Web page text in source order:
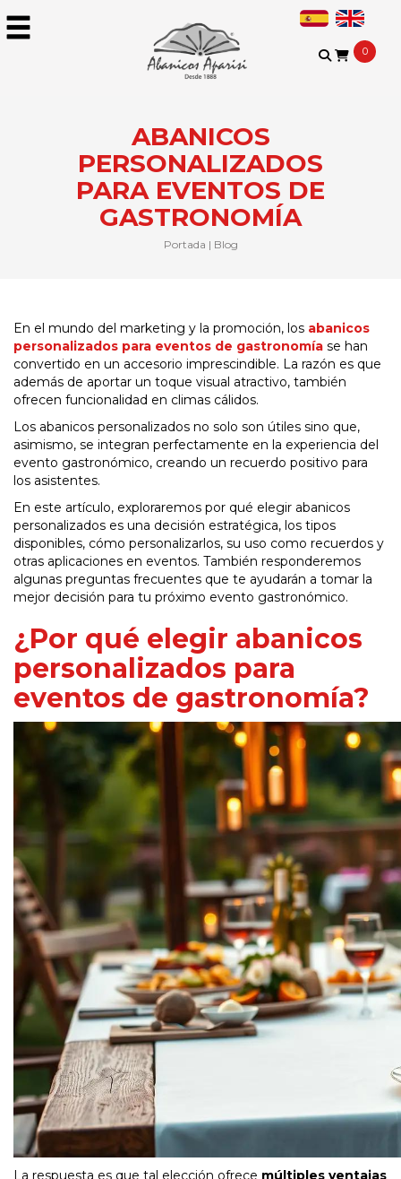
0
ABANICOS
PERSONALIZADOS
PARA EVENTOS DE
GASTRONOMÍA
Portada | Blog
En el mundo del marketing y la promoción, los abanicos
personalizados para eventos de gastronomía se han
convertido en un accesorio imprescindible. La razón es que
además de aportar un toque visual atractivo, también
ofrecen funcionalidad en climas cálidos.
Los abanicos personalizados no solo son útiles sino que,
asimismo, se integran perfectamente en la experiencia del
evento gastronómico, creando un recuerdo positivo para
los asistentes.
En este artículo, exploraremos por qué elegir abanicos
personalizados es una decisión estratégica, los tipos
disponibles, cómo personalizarlos, su uso como recuerdos y
otras aplicaciones en eventos. También responderemos
algunas preguntas frecuentes que te ayudarán a tomar la
mejor decisión para tu próximo evento gastronómico.
¿Por qué elegir abanicos
personalizados para
eventos de gastronomía?
La respuesta es que tal elección ofrece múltiples ventajas